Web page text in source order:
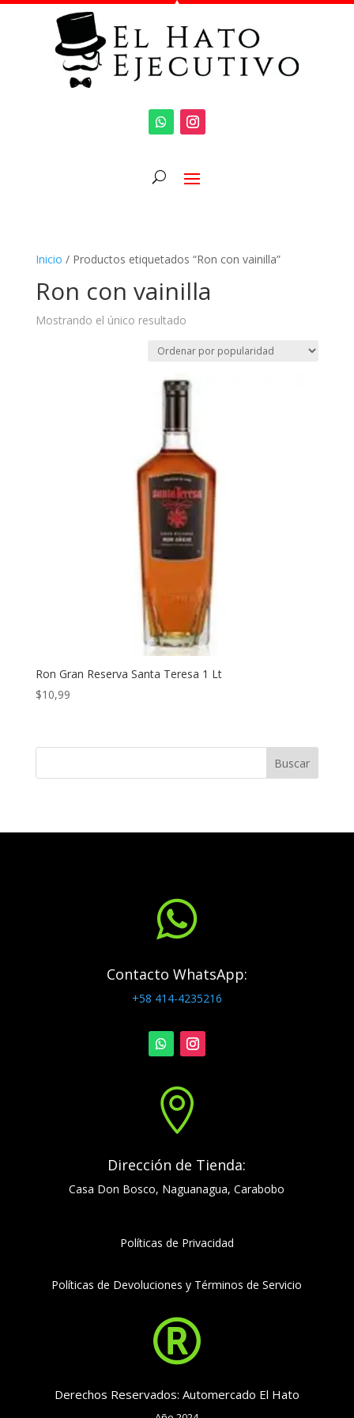
Inicio / Productos etiquetados “Ron con vainilla”
Ron con vainilla
Mostrando el único resultado
Ron Gran Reserva Santa Teresa 1 Lt
$10,99
Buscar

Contacto WhatsApp:
+58 414-4235216

Dirección de Tienda:
Casa Don Bosco, Naguanagua, Carabobo
Políticas de Privacidad
Políticas de Devoluciones y Términos de Servicio

Derechos Reservados: Automercado El Hato